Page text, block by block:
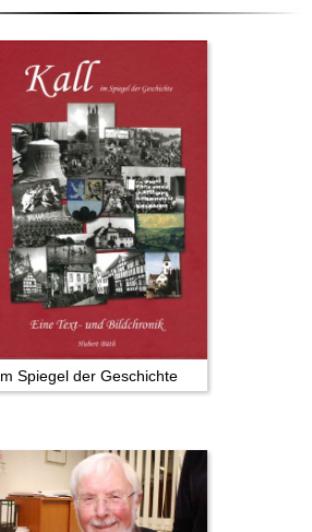
Die dunkle Seite
Mythen, Märchen & Legenden (2025)
Sightseeing:
Die Eifel entdecken
Eifelevents
Eifelkarte:
Drehorte & Tatorte
Keine Gutenachtgeschichte
TV & Kino
Spiegel der Geschichte